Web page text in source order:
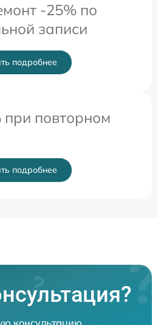
-25% по
записи
подробнее
повторном
подробнее
консультацию